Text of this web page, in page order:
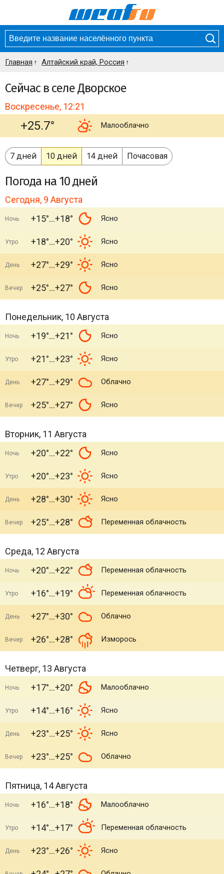
Главная Алтайский край, Россия
Сейчас в селе Дворское
Воскресенье, 12:21
+25.7° Малооблачно
7 дней 10 дней 14 дней Почасовая
Погода на 10 дней
Сегодня, 9 Августа
Ночь +15° +18° Ясно
Утро +18° +20° Ясно
День +27° +29° Ясно
Вечер +25° +27° Ясно
Понедельник, 10 Августа
Ночь +19° +21° Ясно
Утро +21° +23° Ясно
День +27° +29° Облачно
Вечер +25° +27° Ясно
Вторник, 11 Августа
Ночь +20° +22° Ясно
Утро +20° +23° Ясно
День +28° +30° Ясно
Вечер +25° +28° Переменная облачность
Среда, 12 Августа
Ночь +20° +22° Переменная облачность
Утро +16° +19° Переменная облачность
День +27° +30° Облачно
Вечер +26° +28° Изморось
Четверг, 13 Августа
Ночь +17° +20° Малооблачно
Утро +14° +16° Ясно
День +23° +25° Ясно
Вечер +23° +25° Облачно
Пятница, 14 Августа
Ночь +16° +18° Малооблачно
Утро +14° +17° Переменная облачность
День +23° +26° Ясно